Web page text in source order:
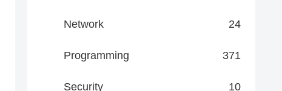
Network 24
Programming 371
Security 10